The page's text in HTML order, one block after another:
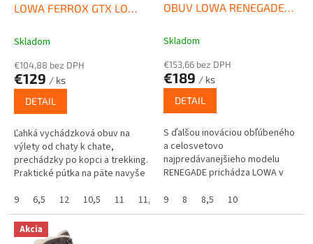
LOWA FERROX GTX LO
Skladom
€104,88 bez DPH
€129 / ks
DETAIL
Ľahká vychádzková obuv na
výlety od chaty k chate,
prechádzky po kopci a trekking.
Praktické pútka na päte navyše
vyzúvanie.
9 6,5 12 10,5 11 11,5
OBUV LOWA RENEGADE
Skladom
€153,66 bez DPH
€189 / ks
DETAIL
S ďalšou inováciou obľúbeného
a celosvetovo
najpredávanejšieho modelu
RENEGADE prichádza LOWA v
modelu RENEGADE EVO bolo pri
výrobe zvršku...
9 8 8,5 10
Akcia